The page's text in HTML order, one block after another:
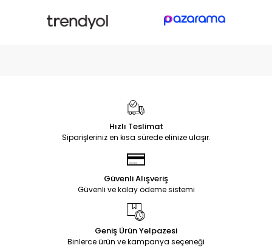
Hızlı Teslimat
Siparişleriniz en kısa sürede elinize ulaşır.
Güvenli Alışveriş
Güvenli ve kolay ödeme sistemi
Geniş Ürün Yelpazesi
Binlerce ürün ve kampanya seçeneği